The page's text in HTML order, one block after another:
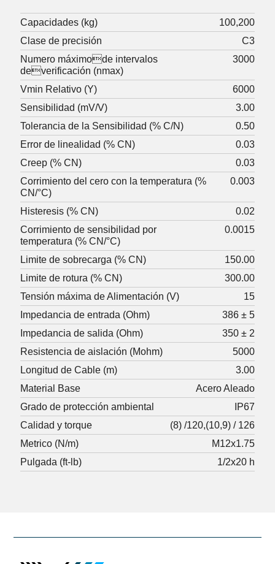
Capacidades (kg) 100 200
Clase de precisión
C3
Numero máximode intervalos
deverificación (nmax)
3000
Vmin Relativo (Y)
6000
Sensibilidad (mV/V)
3.00
Tolerancia de la Sensibilidad (% C/N)
0.50
Error de linealidad (% CN)
0.03
Creep (% CN)
0.03
Corrimiento del cero con la temperatura (%
CN/°C)
0.003
Histeresis (% CN)
0.02
Corrimiento de sensibilidad por
temperatura (% CN/°C)
0.0015
Limite de sobrecarga (% CN)
150.00
Limite de rotura (% CN)
300.00
Tensión máxima de Alimentación (V)
15
Impedancia de entrada (Ohm)
386 ± 5
Impedancia de salida (Ohm)
350 ± 2
Resistencia de aislación (Mohm)
5000
Longitud de Cable (m)
3.00
Material Base
Acero Aleado
Grado de protección ambiental
IP67
Calidad y torque
(8) /120 (10,9) / 126
Metrico (N/m)
M12x1.75
Pulgada (ft-lb)
1/2x20 h